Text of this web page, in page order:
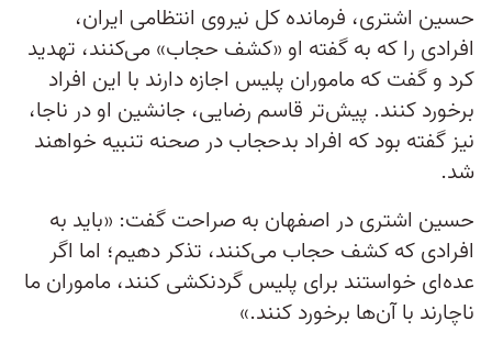
حسین اشتری، فرمانده کل نیروی انتظامی ایران،
افرادی را که به گفته او «کشف حجاب» می‌کنند، تهدید
کرد و گفت که ماموران پلیس اجازه دارند با این افراد
برخورد کنند. پیش‌تر قاسم رضایی، جانشین او در ناجا،
نیز گفته بود که افراد بدحجاب در صحنه تنبیه خواهند
شد.
حسین اشتری در اصفهان به صراحت گفت: «باید به
افرادی که کشف حجاب می‌کنند، تذکر دهیم؛ اما اگر
عده‌ای خواستند برای پلیس گردنکشی کنند، ماموران ما
ناچارند با آن‌ها برخورد کنند.»